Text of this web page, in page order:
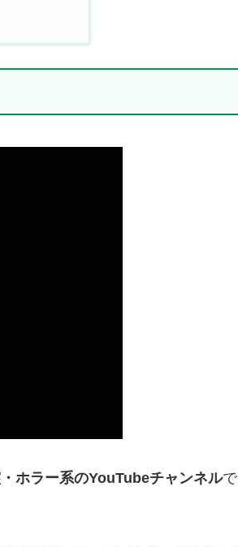
ホラー系のYouTubeチャンネルで